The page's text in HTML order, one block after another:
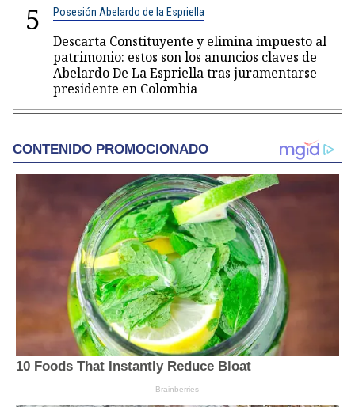
5 Posesión Abelardo de la Espriella
Descarta Constituyente y elimina impuesto al
patrimonio: estos son los anuncios claves de
Abelardo De La Espriella tras juramentarse
presidente en Colombia